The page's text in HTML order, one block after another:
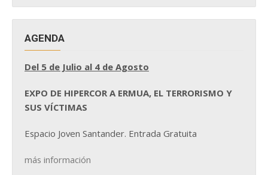
AGENDA
Del 5 de Julio al 4 de Agosto
EXPO DE HIPERCOR A ERMUA, EL TERRORISMO Y
SUS VÍCTIMAS
Espacio Joven Santander. Entrada Gratuita
más información